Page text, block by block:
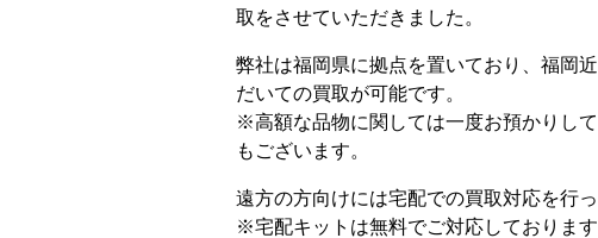
取をさせていただきました。
弊社は福岡県に拠点を置いており、福岡
だいての買取が可能です。
※高額な品物に関しては一度お預かりし
もございます。
遠方の方向けには宅配での買取対応を行
※宅配キットは無料でご対応しておりま